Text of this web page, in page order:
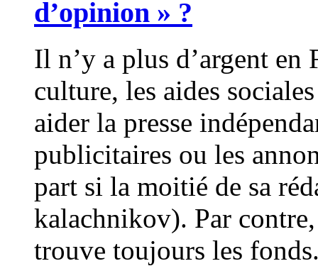
d’opinion » ?
Il n’y a plus d’argent
culture, les aides
aider la presse
publicitaires ou les
part si la moitié de sa
kalachnikov). Par
trouve toujours les